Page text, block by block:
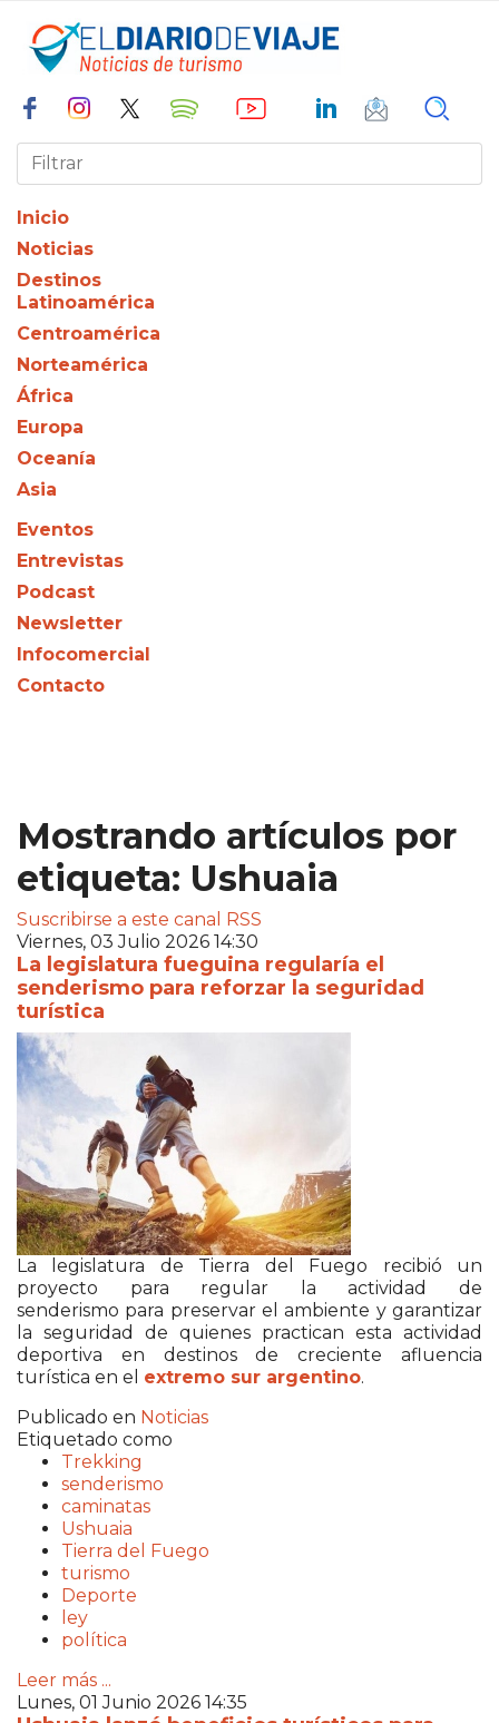
Inicio
Noticias
Destinos
Latinoamérica
Centroamérica
Norteamérica
África
Europa
Oceanía
Asia
Eventos
Entrevistas
Podcast
Newsletter
Infocomercial
Contacto
Mostrando artículos por
etiqueta: Ushuaia
Suscribirse a este canal RSS
Viernes, 03 Julio 2026 14:30
La legislatura fueguina regularía el
senderismo para reforzar la seguridad
turística
La legislatura de Tierra del Fuego recibió un
proyecto para regular la actividad de
senderismo para preservar el ambiente y garantizar
la seguridad de quienes practican esta actividad
deportiva en destinos de creciente afluencia
turística en el extremo sur argentino.
Publicado en Noticias
Etiquetado como
Trekking
senderismo
caminatas
Ushuaia
Tierra del Fuego
turismo
Deporte
ley
política
Leer más ...
Lunes, 01 Junio 2026 14:35